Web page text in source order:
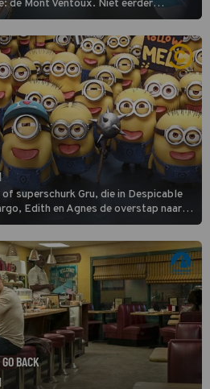
de Mont Ventoux. Niet eerder
koers op deze kale col uit de
naar de slotklim is vlak.
superschurk Gru, die in Despicable
Edith en Agnes de overstap naar
op dat pad weet te blijven.
BACK